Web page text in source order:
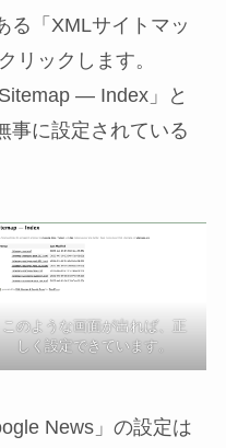
る「XMLサイトマッ
リックします。
— Index」と
事に設定されている
このような画面が出れば、正
しく設定できています。
News」の設定は